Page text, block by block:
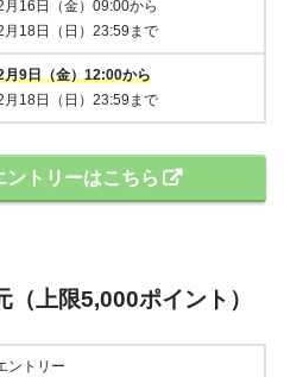
16日（金）09:00から
月18日（日）23:59まで
月9日（金）12:00から
月18日（日）23:59まで
トリーはこちら
上限5,000ポイント）
ントリー